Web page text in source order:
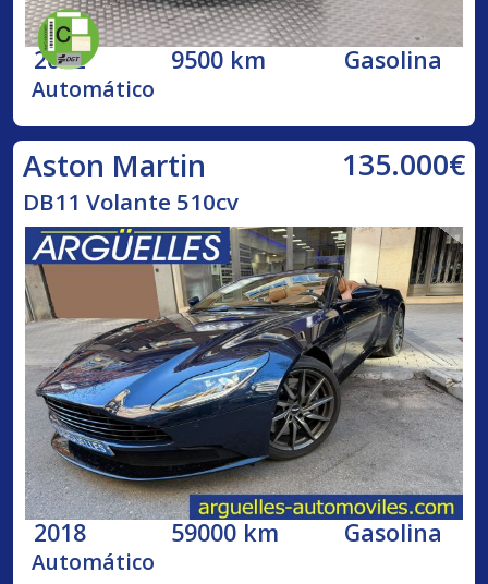
2022 9500 km Gasolina
Automático
Aston Martin 135.000€
DB11 Volante 510cv
2018 59000 km Gasolina
Automático